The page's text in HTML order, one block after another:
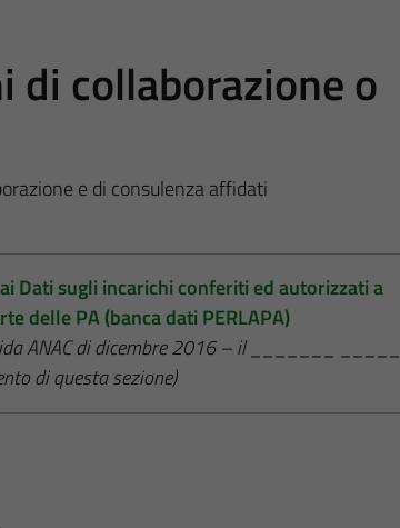
collaborazione o
e di consulenza affidati
Dati sugli incarichi conferiti ed autorizzati a
delle PA (banca dati PERLAPA)
ANAC di dicembre 2016 – il _______ ______
di questa sezione)